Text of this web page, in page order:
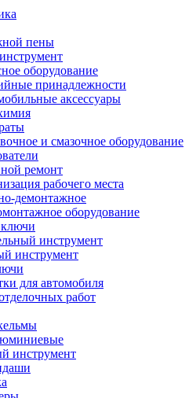
пены
оборудование
принадлежности
аксессуары
и смазочное оборудование
ремонт
рабочего места
демонтажное
оборудование
инструмент
инструмент
для автомобиля
работ
инструмент